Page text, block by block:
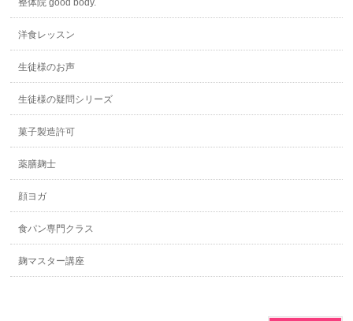
洋食レッスン
生徒様のお声
生徒様の疑問シリーズ
菓子製造許可
薬膳麹士
顔ヨガ
食パン専門クラス
麹マスター講座